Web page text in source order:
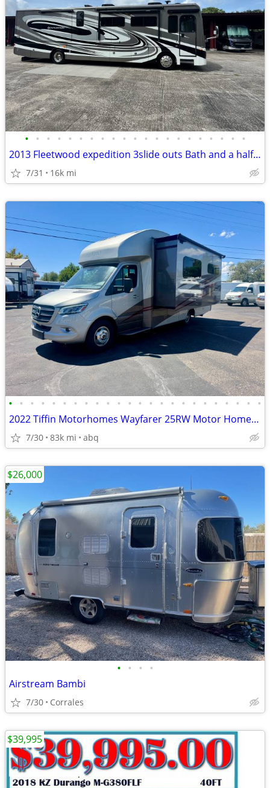
• • • • • • • • • • • • • • • • • • • • •
2013 Fleetwood expedition 3slide outs Bath and a half 16k miles diesel
7/31 16k mi
• • • • • • • • • • • • • • • • • • • • • • • •
2022 Tiffin Motorhomes Wayfarer 25RW Motor Home Class C
7/30 83k mi abq
• • • •
Airstream Bambi
7/30 Corrales
$26,000
$39,995